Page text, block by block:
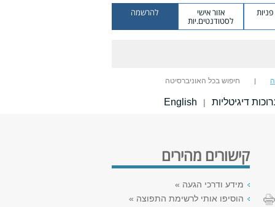
אזור אישי
לסטודנטים.יות
להרשמה
חיפוש בכל האוניברסיטה
דיגיטליות |
English
קישורים מהירים
מידע ודרכי הגעה »
הוסיפו אותי לרשימת התפוצה »